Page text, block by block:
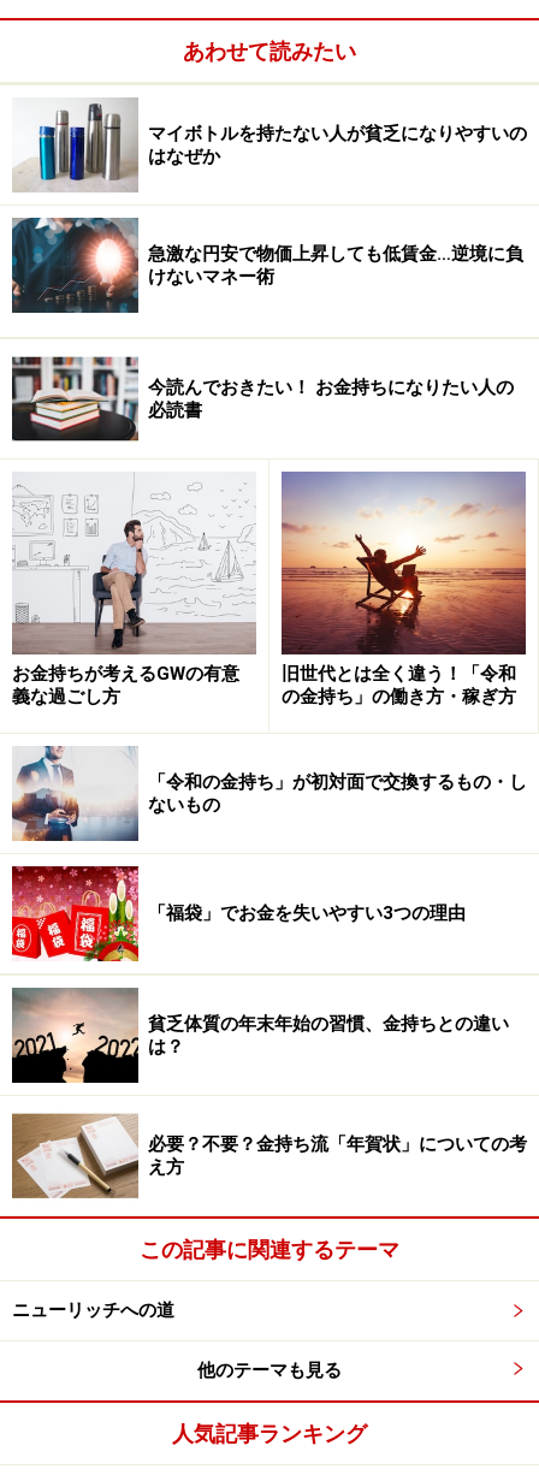
「いや～でもすごいですよ、こんなに仕事を同時並行で
こなすなんて、なかなかできないですよ！」とやれば、
「言うほど楽じゃないんだよ」と言いながらも顔は笑顔
になっていくものです。
ら、相手は聞いて欲しいだけの場合が多いからです。だ
から、「そう気を落とすなよ」というのは相手の欲しい
反応ではありません。「いや～、それは落ち込むよな
～、実はオレもそうだったんだ。」と共感してあげるの
です。
よく言われることですが、女性からの相談も、解決方法
をアドバイスしてはいけません。
「もう、今の会社、動きが遅くてイヤになっちゃう！」
「じゃ、上司に掛けあってみたら？」
というのはNG。なぜなら、女性の相談というのはすでに
本人の中に答えが出ていて、ただそれを確認したい、正
しいのだと背中を押してもらいたいだけだからです。
「もう、今の会社、動きが遅くてイヤになっちゃう！」
「そっか、それはムカつくよねえ。それでどうなりそう
なの？」
「うん、上司に直談判しようかと思ってるんだ」
「なるほど、やってみる価値はあるかもね」
悩みや相談事を共有するというのは、二人の心理的距離
感を近づける効果があります。だからこそ、これが男女
なら、二人が恋に落ちていくこのパターンが多いわけで
す。
リアクション大魔王になる
お金持ちでも貧乏人でも、一緒にいて楽しい人、好感が
持てる人とつきあいたいと思うものです。たまに自分に
例外でしょう。そうわかっているのであれば、どう反応
すれば相手が気持ちよくなるか自明です。
あわせて読みたい
マイボトルを持たない人が貧乏になりやすいの
はなぜか
急激な円安で物価上昇しても低賃金…逆境に負
けないマネー術
今読んでおきたい！ お金持ちになりたい人の
必読書
お金持ちが考えるGWの有意
義な過ごし方
旧世代とは全く違う！「令和
の金持ち」の働き方・稼ぎ方
「令和の金持ち」が初対面で交換するもの・し
ないもの
「福袋」でお金を失いやすい3つの理由
貧乏体質の年末年始の習慣、金持ちとの違い
は？
必要？不要？金持ち流「年賀状」についての考
え方
この記事に関連するテーマ
ニューリッチへの道
他のテーマも見る
人気記事ランキング